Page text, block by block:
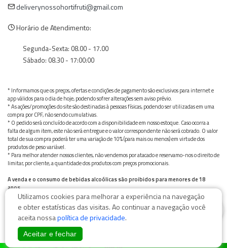
deliverynossohortifruti@gmail.com
Horário de Atendimento:
Segunda-Sexta: 08.00 - 17.00
Sábado: 08.30 - 17:00:00
* Informamos que os preços, ofertas e condições de pagamento são exclusivos para internet e
app válidos para o dia de hoje, podendo sofrer alterações sem aviso prévio.
* As ações/promoções do site são destinadas à pessoas físicas, podendo ser utilizadas em uma
compra por CPF, não sendo cumulativas.
* O pedido será concluído de acordo com a disponibilidade em nosso estoque. Caso ocorra a
falta de algum item, este não será entregue e o valor correspondente não será cobrado. O valor
total de sua compra poderá ter uma variação de 10% (para mais ou menos) em virtude dos
produtos de peso variável.
* Para melhor atender nossos clientes, não vendemos por atacado e reservamo-nos o direito de
limitar, por cliente, a quantidade dos produtos com preços promocionais.
A venda e o consumo de bebidas alcoólicas são proibidos para menores de 18
anos.
Bebida alcoólica pode causar dependência química e, em excesso, provoca graves males à saúde.
Beba com moderação
Utilizamos cookies para melhorar a experiência na navegação
e obter estatísticas das visitas. Ao continuar a navegação você
aceita nossapolítica de privacidade.
Aceitar e fechar